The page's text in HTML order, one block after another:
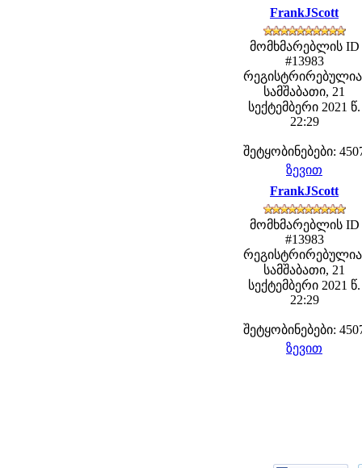
FrankJScott
მომხმარებლის ID
#13983
სამშაბათი, 21
სექტემბერი 2021 წ.
22:29
შეტყობინებები:
ზევით
FrankJScott
მომხმარებლის ID
#13983
სამშაბათი, 21
სექტემბერი 2021 წ.
22:29
შეტყობინებები:
ზევით